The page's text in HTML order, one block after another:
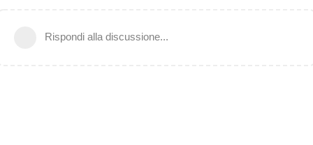
Rispondi alla discussione...